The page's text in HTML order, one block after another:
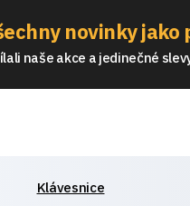
novinky jako
naše akce a jedinečné
Klávesnice